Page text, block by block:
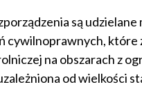
są
cywilnoprawnych, które
na obszarach z
od wielkości